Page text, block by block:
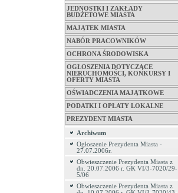
JEDNOSTKI I ZAKŁADY
BUDŻETOWE MIASTA
MAJĄTEK MIASTA
NABÓR PRACOWNIKÓW
OCHRONA ŚRODOWISKA
OGŁOSZENIA DOTYCZĄCE
NIERUCHOMOŚCI, KONKURSY I
OFERTY MIASTA
OŚWIADCZENIA MAJĄTKOWE
PODATKI I OPŁATY LOKALNE
PREZYDENT MIASTA
Archiwum
Ogłoszenie Prezydenta Miasta -
27.07.2006r.
Obwieszczenie Prezydenta Miasta z
dn. 20.07.2006 r. GK VI/3-7020/29-
5/06
Obwieszczenie Prezydenta Miasta z